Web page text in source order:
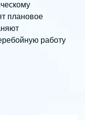
плановое
работу